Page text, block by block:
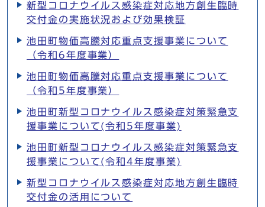
新型コロナウイルス感染症対応地方創生臨時
交付金の実施状況および効果検証
池田町物価高騰対応重点支援事業について
（令和6年度事業）
池田町物価高騰対応重点支援事業について
（令和5年度事業）
池田町新型コロナウイルス感染症対策緊急支
援事業について(令和5年度事業)
池田町新型コロナウイルス感染症対策緊急支
援事業について(令和4年度事業)
新型コロナウイルス感染症対応地方創生臨時
交付金の活用について